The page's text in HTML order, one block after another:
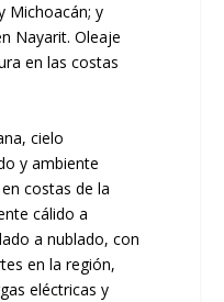
Michoacán; y
Nayarit. Oleaje
en las costas
cielo
y ambiente
costas de la
cálido a
a nublado, con
en la región,
eléctricas y